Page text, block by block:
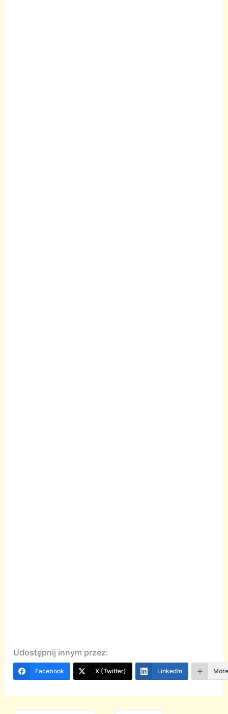
Udostępnij innym przez:
Facebook X (Twitter) LinkedIn